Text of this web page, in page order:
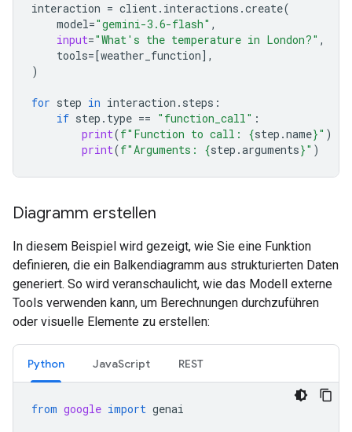
interaction = client. interactions .create(
model="gemini-3.6-flash" ,
input="What's the temperature in London?" ,
tools=[weather_function],
)
for step in interaction . steps :
if step . type == "function_call" :
print(f"Function to call: {step .name}" )
print(f"Arguments: {step .arguments}" )
Diagramm erstellen
In diesem Beispiel wird gezeigt, wie Sie eine Funktion
definieren, die ein Balkendiagramm aus strukturierten Daten
generiert. So wird veranschaulicht, wie das Modell externe
Tools verwenden kann, um Berechnungen durchzuführen
oder visuelle Elemente zu erstellen:
Python JavaScript REST
from google import genai